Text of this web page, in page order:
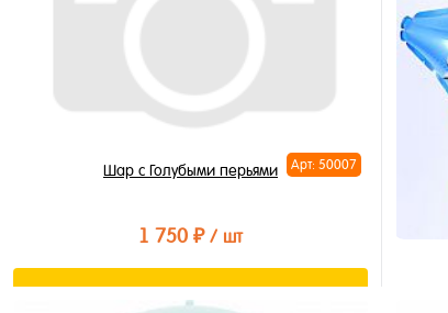
Арт: 50007
Шар с Голубыми перьями
1 750 ₽ / шт
В корзину